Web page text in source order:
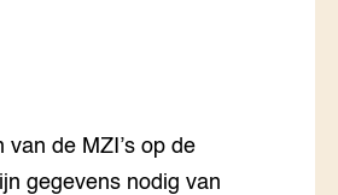
de MZI’s op de
gegevens nodig van